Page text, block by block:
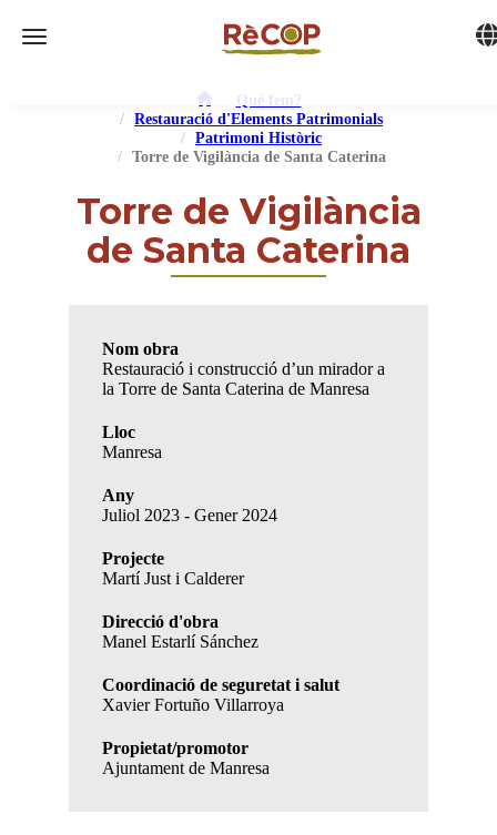
Toggle navigation
Què fem?
Restauració d'Elements Patrimonials
Patrimoni Històric
Torre de Vigilància de Santa Caterina
Torre de Vigilància
de Santa Caterina
Nom obra
Restauració i construcció d’un mirador a
la Torre de Santa Caterina de Manresa
Lloc
Manresa
Any
Juliol 2023 - Gener 2024
Projecte
Martí Just i Calderer
Direcció d'obra
Manel Estarlí Sánchez
Coordinació de seguretat i salut
Xavier Fortuño Villarroya
Propietat/promotor
Ajuntament de Manresa